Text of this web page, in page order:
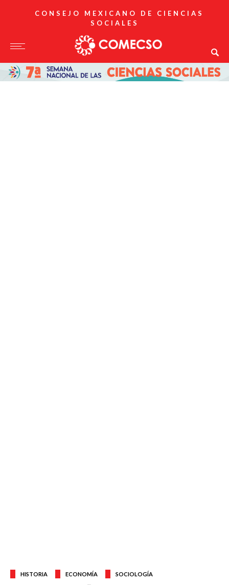
CONSEJO MEXICANO DE CIENCIAS
SOCIALES
HISTORIA ECONOMÍA SOCIOLOGÍA